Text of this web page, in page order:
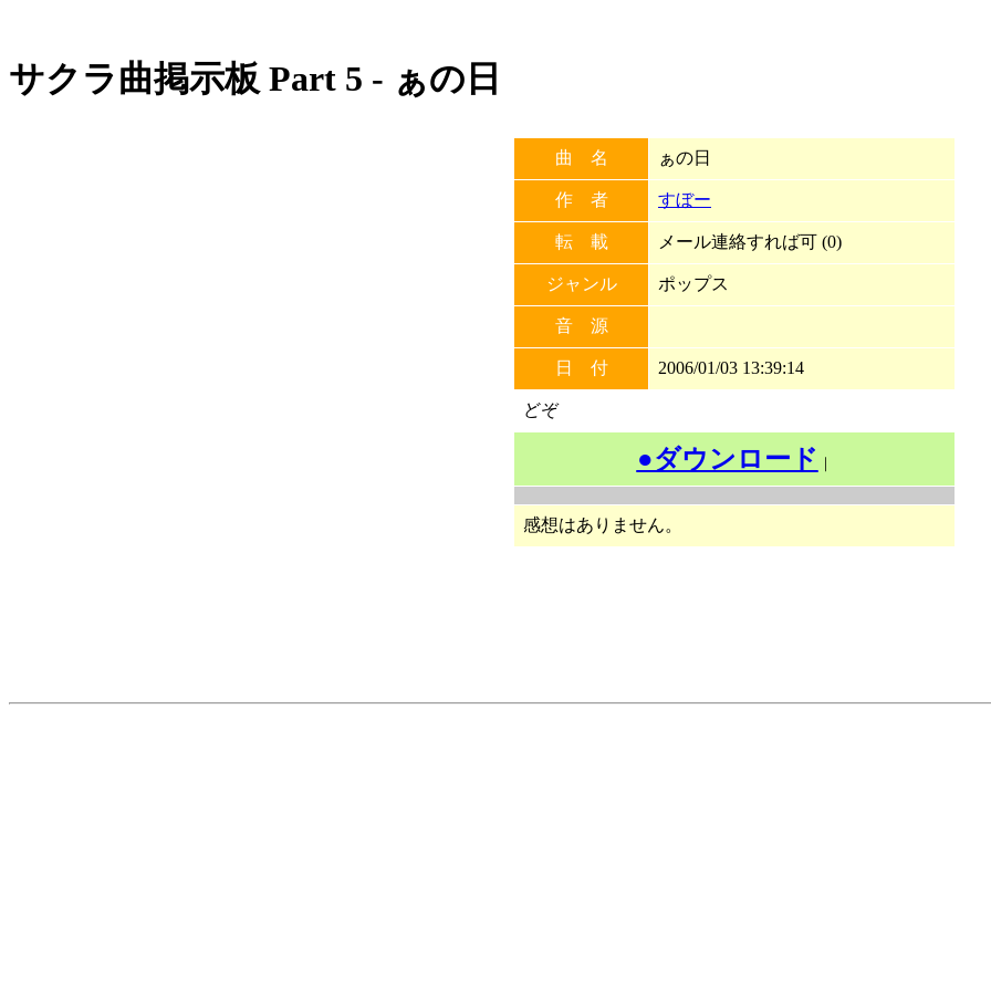
サクラ曲掲示板 Part 5 - ぁの日
曲 名 ぁの日
作 者 すぼー
転 載 メール連絡すれば可 (0)
ジャンル ポップス
音 源
日 付 2006/01/03 13:39:14
どぞ
●ダウンロード ｜
感想はありません。